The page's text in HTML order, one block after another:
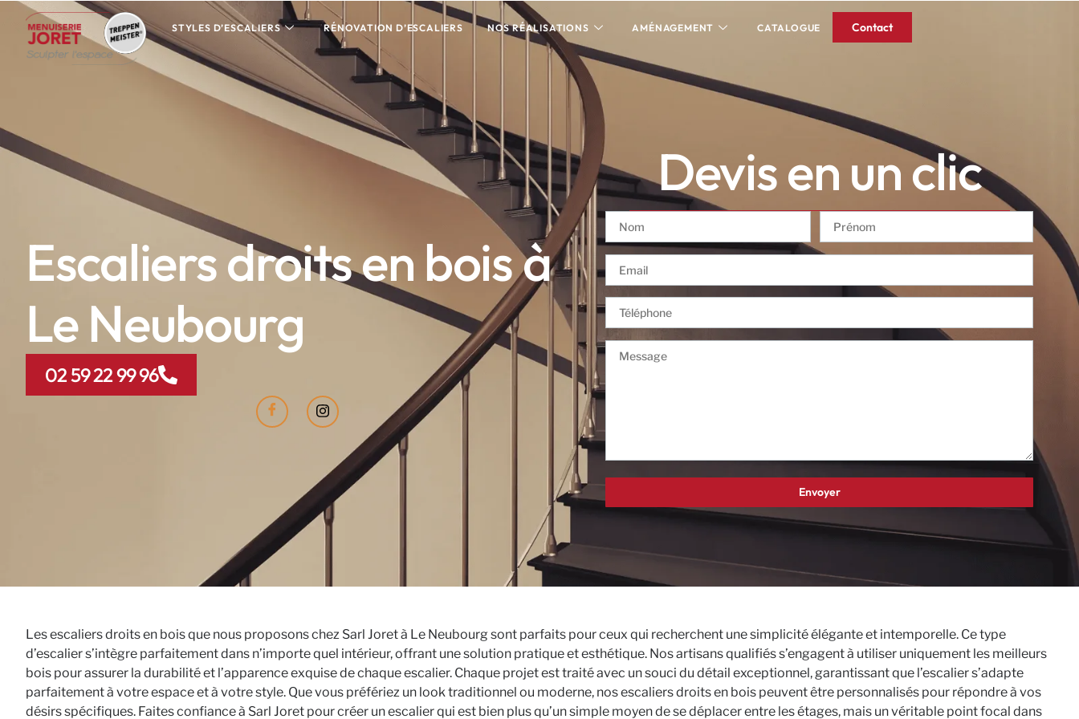
STYLES D’ESCALIERS RÉNOVATION D’ESCALIERS NOS RÉALISATIONS AMÉNAGEMENT CATALOGUE Contact
Escaliers droits en bois à
Le Neubourg
02 59 22 99 96
Devis en un clic
Les escaliers droits en bois que nous proposons chez Sarl Joret à Le Neubourg sont parfaits pour ceux qui recherchent une simplicité élégante et intemporelle. Ce type
d’escalier s’intègre parfaitement dans n’importe quel intérieur, offrant une solution pratique et esthétique. Nos artisans qualifiés s’engagent à utiliser uniquement les meilleurs
bois pour assurer la durabilité et l’apparence exquise de chaque escalier. Chaque projet est traité avec un souci du détail exceptionnel, garantissant que l’escalier s’adapte
parfaitement à votre espace et à votre style. Que vous préfériez un look traditionnel ou moderne, nos escaliers droits en bois peuvent être personnalisés pour répondre à vos
désirs spécifiques. Faites confiance à Sarl Joret pour créer un escalier qui est bien plus qu’un simple moyen de se déplacer entre les étages, mais un véritable point focal dans